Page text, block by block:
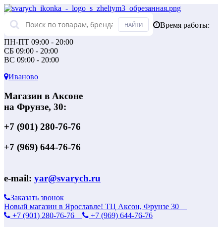
Время работы:
ПН-ПТ 09:00 - 20:00
СБ 09:00 - 20:00
ВС 09:00 - 20:00
Иваново
Магазин в Аксоне
на Фрунзе, 30:
+7 (901) 280-76-76
+7 (969) 644-76-76
e-mail: yar@svarych.ru
Заказать звонок
Новый магазин в Ярославле! ТЦ Аксон, Фрунзе 30
+7 (901) 280-76-76
+7 (969) 644-76-76